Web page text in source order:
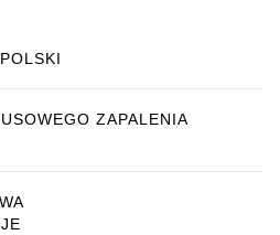
ZAPALENIA